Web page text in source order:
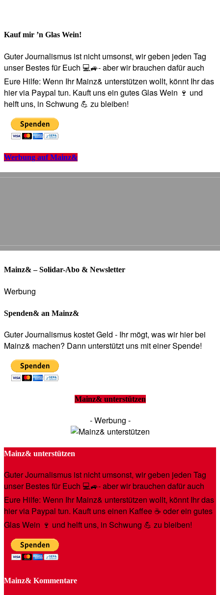
Kauf mir ’n Glas Wein!
Guter Journalismus ist nicht umsonst, wir geben jeden Tag
unser Bestes für Euch 💻🚙- aber wir brauchen dafür auch
Eure Hilfe: Wenn Ihr Mainz& unterstützen wollt, könnt Ihr das
hier via Paypal tun. Kauft uns ein gutes Glas Wein 🍷 und
helft uns, in Schwung 💪 zu bleiben!
Werbung auf Mainz&
Mainz& – Solidar-Abo & Newsletter
Werbung
Spenden& an Mainz&
Guter Journalismus kostet Geld - Ihr mögt, was wir hier bei
Mainz& machen? Dann unterstützt uns mit einer Spende!
Mainz& unterstützen
- Werbung -
Mainz& unterstützen
Guter Journalismus ist nicht umsonst, wir geben jeden Tag
unser Bestes für Euch 💻🚙- aber wir brauchen dafür auch
Eure Hilfe: Wenn Ihr Mainz& unterstützen wollt, könnt Ihr das
hier via Paypal tun. Kauft uns einen Kaffee ☕️ oder ein gutes
Glas Wein 🍷 und helft uns, in Schwung 💪 zu bleiben!
Mainz& Kommentare